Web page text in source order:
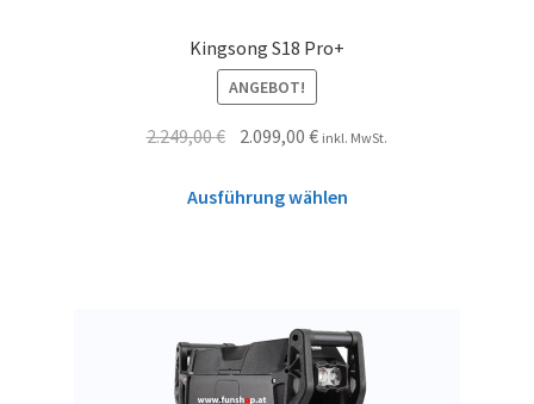
Kingsong S18 Pro+
ANGEBOT!
2.249,00€ 2.099,00€ inkl. MwSt.
Ausführung wählen